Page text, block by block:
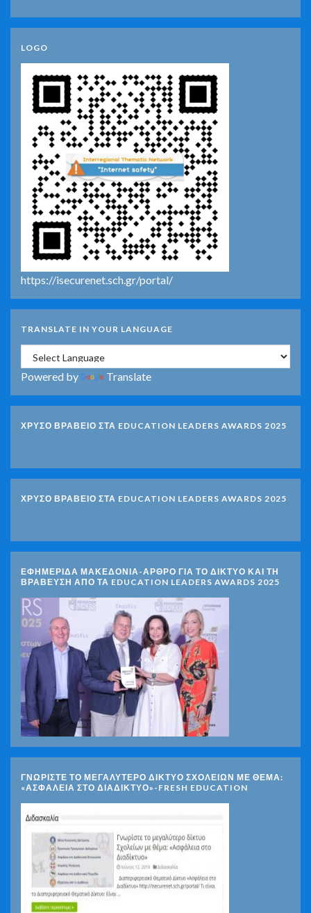
LOGO
https://isecurenet.sch.gr/portal/
TRANSLATE IN YOUR LANGUAGE
Powered by Translate
ΧΡΥΣΟ ΒΡΑΒΕΙΟ ΣΤΑ EDUCATION LEADERS AWARDS 2025
ΧΡΥΣΟ ΒΡΑΒΕΙΟ ΣΤΑ EDUCATION LEADERS AWARDS 2025
ΕΦΗΜΕΡΙΔΑ ΜΑΚΕΔΟΝΙΑ-ΑΡΘΡΟ ΓΙΑ ΤΟ ΔΙΚΤΥΟ ΚΑΙ ΤΗ
ΒΡΑΒΕΥΣΗ ΑΠΟ ΤΑ EDUCATION LEADERS AWARDS 2025
ΓΝΩΡΊΣΤΕ ΤΟ ΜΕΓΑΛΎΤΕΡΟ ΔΊΚΤΥΟ ΣΧΟΛΕΊΩΝ ΜΕ ΘΈΜΑ:
«ΑΣΦΆΛΕΙΑ ΣΤΟ ΔΙΑΔΊΚΤΥΟ»-FRESH EDUCATION